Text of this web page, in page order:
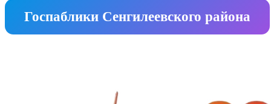
Госпаблики Сенгилеевского района